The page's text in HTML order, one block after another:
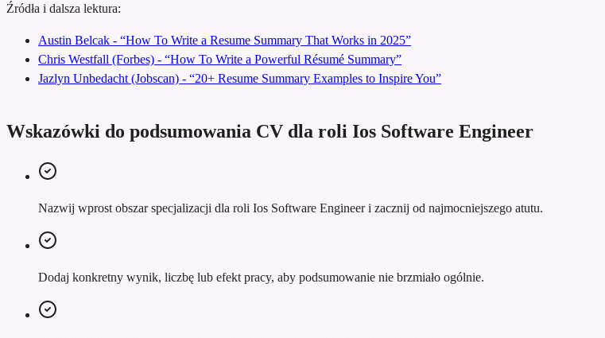
Źródła i dalsza lektura:
Austin Belcak - “How To Write a Resume Summary That Works in 2025”
Chris Westfall (Forbes) - “How To Write a Powerful Résumé Summary”
Jazlyn Unbedacht (Jobscan) - “20+ Resume Summary Examples to Inspire You”
Wskazówki do podsumowania CV dla roli Ios Software Engineer
Nazwij wprost obszar specjalizacji dla roli Ios Software Engineer i zacznij od najmocniejszego atutu.
Dodaj konkretny wynik, liczbę lub efekt pracy, aby podsumowanie nie brzmiało ogólnie.